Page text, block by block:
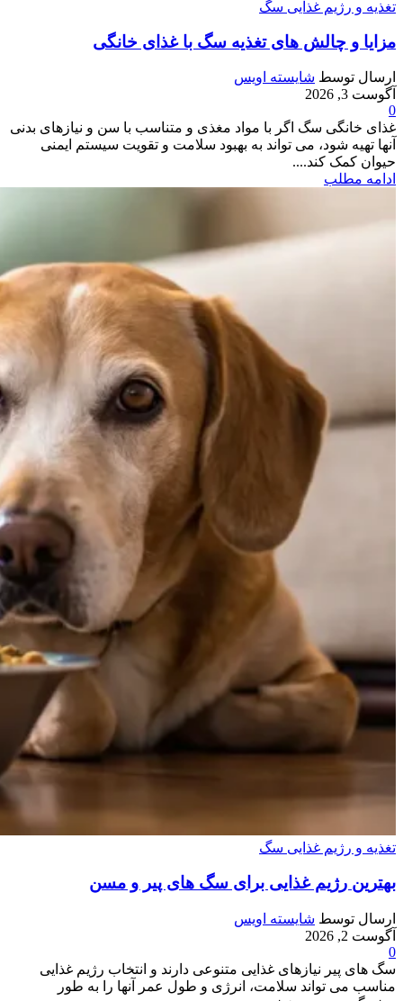
تغذیه و رژیم غذایی سگ
مزایا و چالش‌ های تغذیه سگ با غذای خانگی
ارسال توسط شایسته اویس
آگوست 3, 2026
0
غذای خانگی سگ اگر با مواد مغذی و متناسب با سن و نیازهای بدنی
آنها تهیه شود، می‌ تواند به بهبود سلامت و تقویت سیستم ایمنی
حیوان کمک کند....
ادامه مطلب
تغذیه و رژیم غذایی سگ
بهترین رژیم غذایی برای سگ‌ های پیر و مسن
ارسال توسط شایسته اویس
آگوست 2, 2026
0
سگ های پیر نیازهای غذایی متنوعی دارند و انتخاب رژیم غذایی
مناسب می‌ تواند سلامت، انرژی و طول عمر آنها را به طور